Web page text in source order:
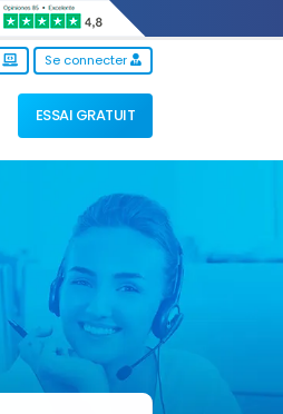
Se connecter
ESSAI GRATUIT